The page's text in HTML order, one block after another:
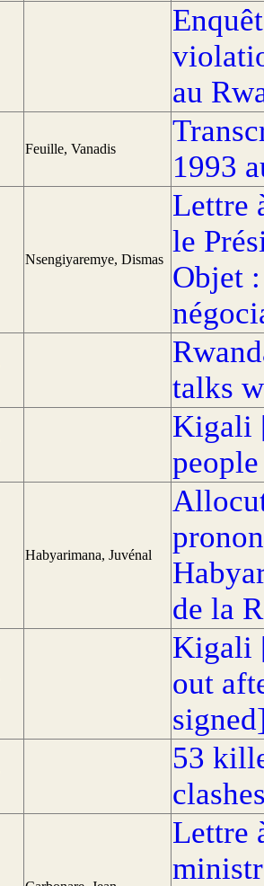
au
Feuille, Vanadis
1993
Nsengiyaremye, Dismas
Lettre
le
Objet
talks
Kigali
Habyarimana, Juvénal
de la
Kigali
out
53
Lettre